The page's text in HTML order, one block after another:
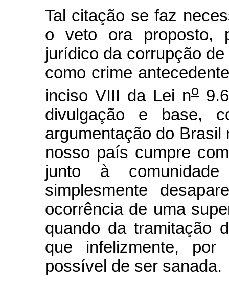
Tal citação se faz
o veto ora proposto,
jurídico da corrupção
como crime
inciso VIII da Lei no
divulgação e base,
argumentação do
nosso país cumpre
junto à
simplesmente
ocorrência de uma
quando da tramitação
que infelizmente,
possível de ser sanada.